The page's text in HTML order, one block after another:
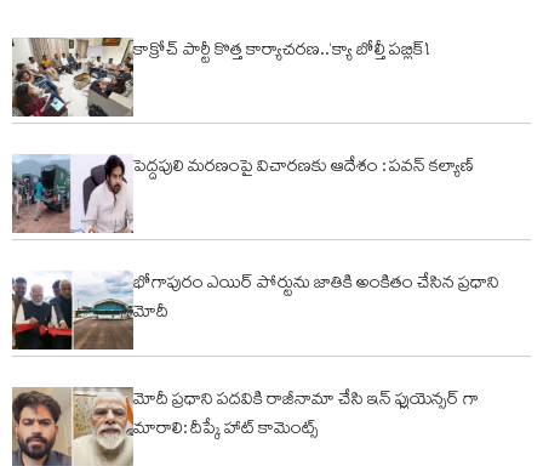
కాక్రోచ్ పార్టీ కొత్త కార్యాచరణ..‘క్యా బోల్తీ పబ్లిక్’!
పెద్దపులి మరణంపై విచారణకు ఆదేశం : పవన్ కల్యాణ్
భోగాపురం ఎయిర్ పోర్టును జాతికి అంకితం చేసిన ప్రధాని
మోదీ
మోదీ ప్రధాని పదవికి రాజీనామా చేసి ఇన్ ఫ్లుయెన్సర్ గా
మారాలి: దీప్కే హాట్ కామెంట్స్